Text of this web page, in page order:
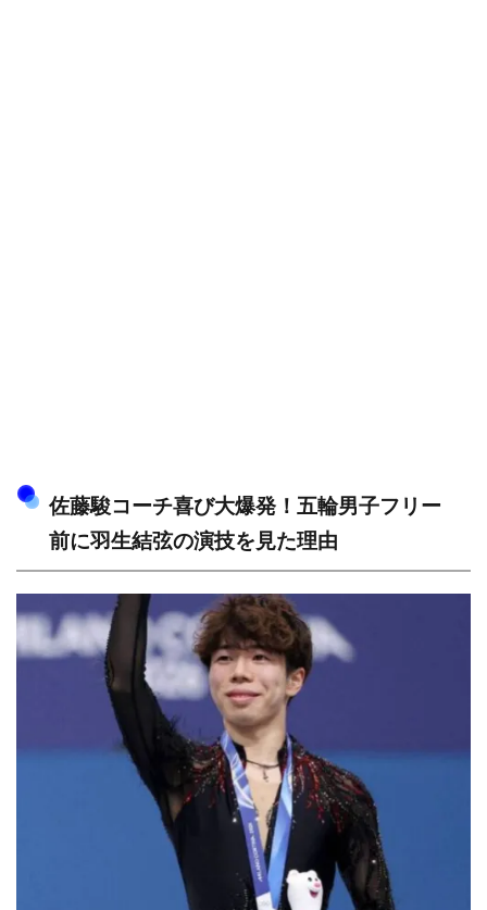
佐藤駿コーチ喜び大爆発！五輪男子フリー
前に羽生結弦の演技を見た理由